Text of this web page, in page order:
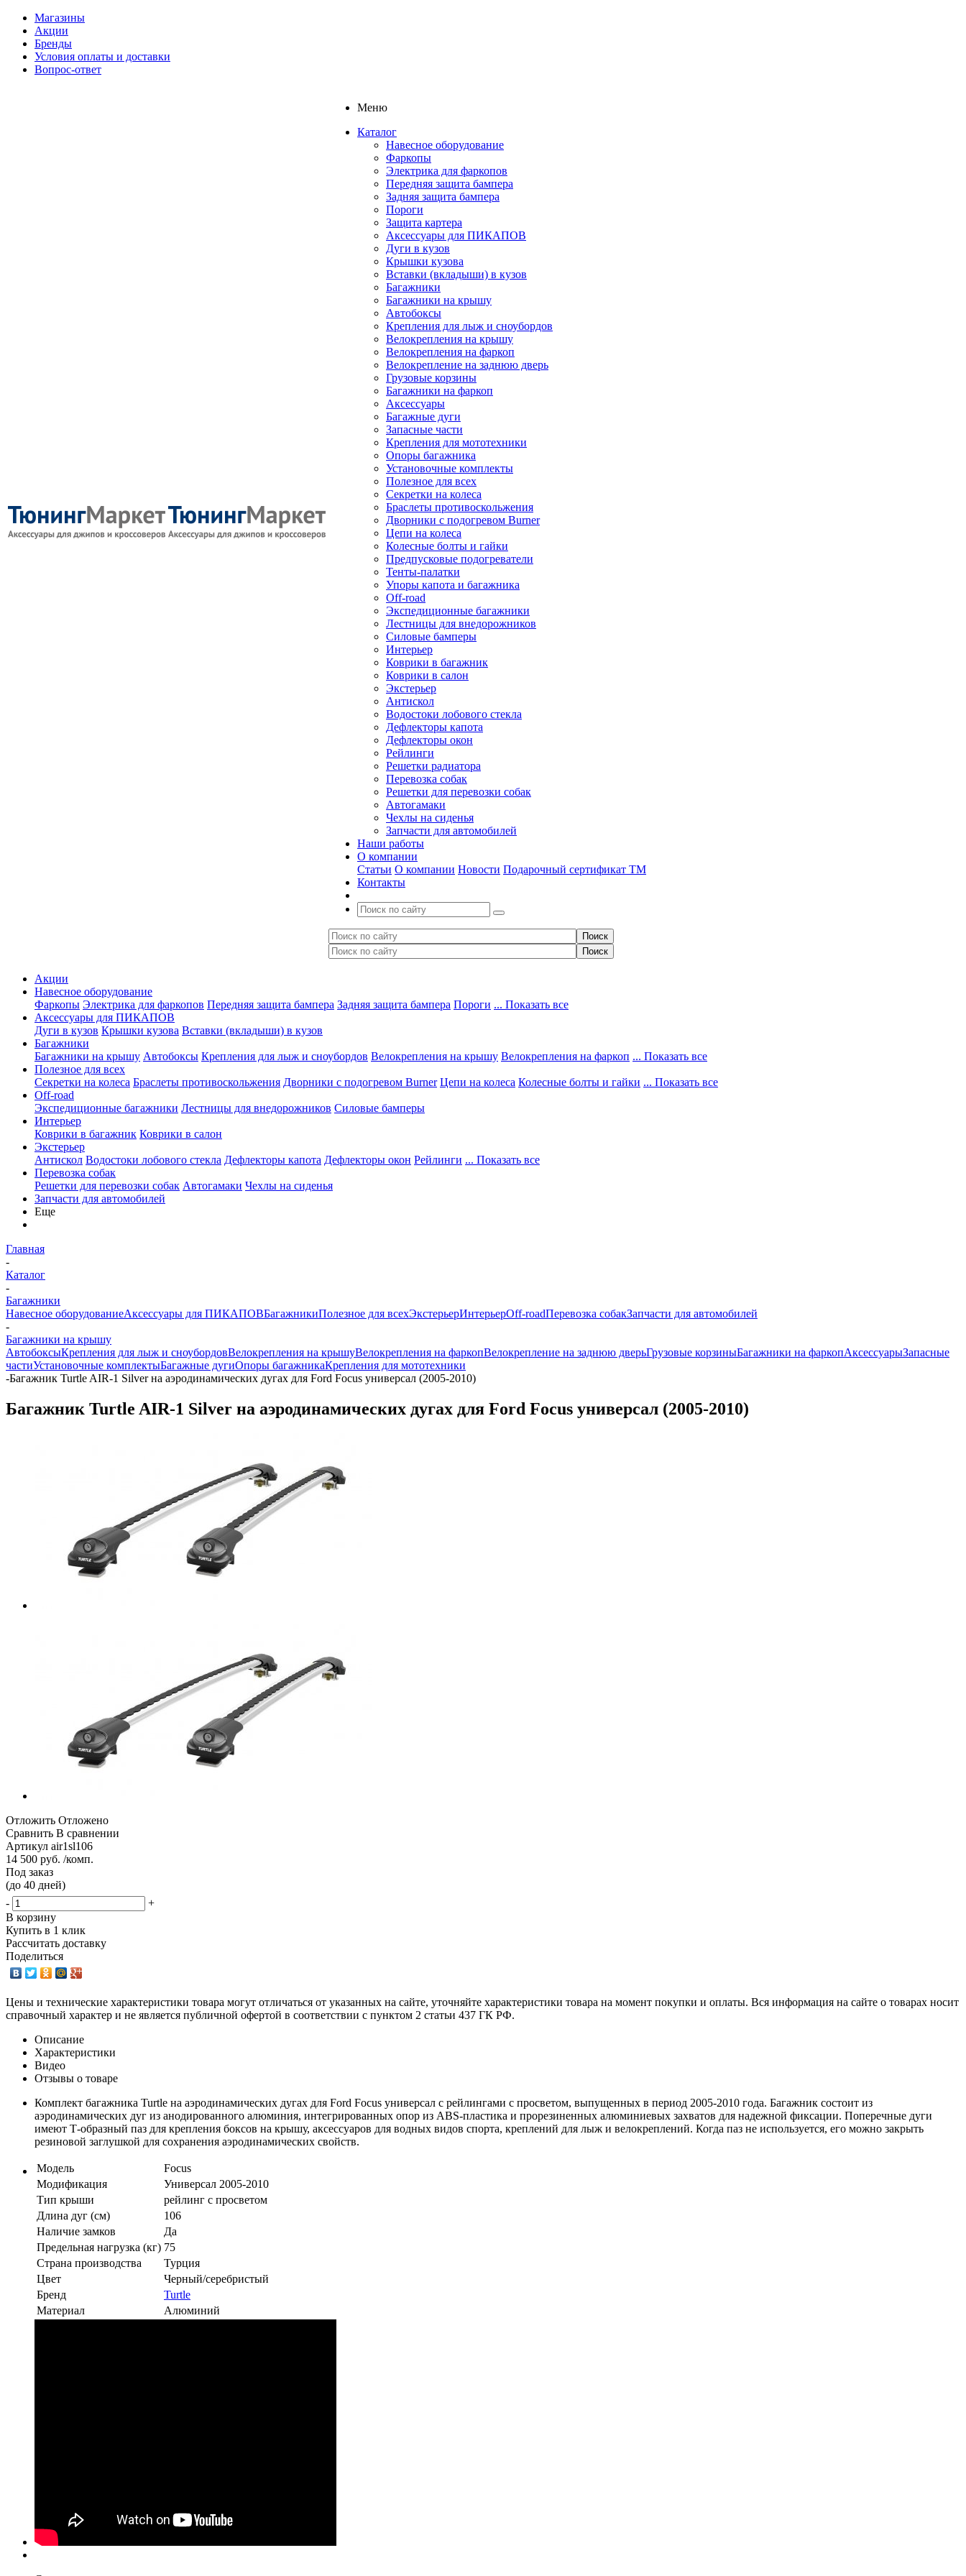
Магазины
Акции
Бренды
Условия оплаты и доставки
Вопрос-ответ
Меню
Каталог
Навесное оборудование
Фаркопы
Электрика для фаркопов
Передняя защита бампера
Задняя защита бампера
Пороги
Защита картера
Аксессуары для ПИКАПОВ
Дуги в кузов
Крышки кузова
Вставки (вкладыши) в кузов
Багажники
Багажники на крышу
Автобоксы
Крепления для лыж и сноубордов
Велокрепления на крышу
Велокрепления на фаркоп
Велокрепление на заднюю дверь
Грузовые корзины
Багажники на фаркоп
Аксессуары
Багажные дуги
Запасные части
Крепления для мототехники
Опоры багажника
Установочные комплекты
Полезное для всех
Секретки на колеса
Браслеты противоскольжения
Дворники с подогревом Burner
Цепи на колеса
Колесные болты и гайки
Предпусковые подогреватели
Тенты-палатки
Упоры капота и багажника
Off-road
Экспедиционные багажники
Лестницы для внедорожников
Силовые бамперы
Интерьер
Коврики в багажник
Коврики в салон
Экстерьер
Антискол
Водостоки лобового стекла
Дефлекторы капота
Дефлекторы окон
Рейлинги
Решетки радиатора
Перевозка собак
Решетки для перевозки собак
Автогамаки
Чехлы на сиденья
Запчасти для автомобилей
Наши работы
О компании
Статьи О компании Новости Подарочный сертификат ТМ
Контакты
Акции
Навесное оборудование
Фаркопы Электрика для фаркопов Передняя защита бампера Задняя защита бампера Пороги ... Показать все
Аксессуары для ПИКАПОВ
Дуги в кузов Крышки кузова Вставки (вкладыши) в кузов
Багажники
Багажники на крышу Автобоксы Крепления для лыж и сноубордов Велокрепления на крышу Велокрепления на фаркоп ... Показать все
Полезное для всех
Секретки на колеса Браслеты противоскольжения Дворники с подогревом Burner Цепи на колеса Колесные болты и гайки ... Показать все
Off-road
Экспедиционные багажники Лестницы для внедорожников Силовые бамперы
Интерьер
Коврики в багажник Коврики в салон
Экстерьер
Антискол Водостоки лобового стекла Дефлекторы капота Дефлекторы окон Рейлинги ... Показать все
Перевозка собак
Решетки для перевозки собак Автогамаки Чехлы на сиденья
Запчасти для автомобилей
Еще
Главная
-
Каталог
-
Багажники
Навесное оборудованиеАксессуары для ПИКАПОВБагажникиПолезное для всехЭкстерьерИнтерьерOff-roadПеревозка собакЗапчасти для автомобилей
-
Багажники на крышу
АвтобоксыКрепления для лыж и сноубордовВелокрепления на крышуВелокрепления на фаркопВелокрепление на заднюю дверьГрузовые корзиныБагажники на фаркопАксессуарыЗапасные
частиУстановочные комплектыБагажные дугиОпоры багажникаКрепления для мототехники
-Багажник Turtle AIR-1 Silver на аэродинамических дугах для Ford Focus универсал (2005-2010)
Багажник Turtle AIR-1 Silver на аэродинамических дугах для Ford Focus универсал (2005-2010)
Отложить Отложено
Сравнить В сравнении
Артикул air1sl106
14 500 руб. /комп.
Под заказ
(до 40 дней)
-
+
В корзину
Купить в 1 клик
Рассчитать доставку
Поделиться
Цены и технические характеристики товара могут отличаться от указанных на сайте, уточняйте характеристики товара на момент покупки и оплаты. Вся информация на сайте о товарах носит
справочный характер и не является публичной офертой в соответствии с пунктом 2 статьи 437 ГК РФ.
Описание
Характеристики
Видео
Отзывы о товаре
Комплект багажника Turtle на аэродинамических дугах для Ford Focus универсал с рейлингами с просветом, выпущенных в период 2005-2010 года. Багажник состоит из
аэродинамических дуг из анодированного алюминия, интегрированных опор из ABS-пластика и прорезиненных алюминиевых захватов для надежной фиксации. Поперечные дуги
имеют Т-образный паз для крепления боксов на крышу, аксессуаров для водных видов спорта, креплений для лыж и велокреплений. Когда паз не используется, его можно закрыть
резиновой заглушкой для сохранения аэродинамических свойств.
Модель
Focus
Модификация
Универсал 2005-2010
Тип крыши
рейлинг с просветом
Длина дуг (см)
106
Наличие замков
Да
Предельная нагрузка (кг) 75
Страна производства
Турция
Цвет
Черный/серебристый
Бренд
Turtle
Материал
Алюминий